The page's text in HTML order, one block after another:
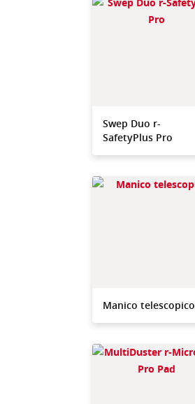
Swep Duo r-
SafetyPlus Pro
Manico telescopico